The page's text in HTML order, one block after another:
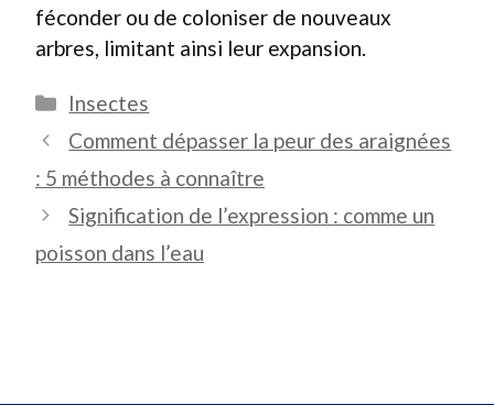
féconder ou de coloniser de nouveaux
arbres, limitant ainsi leur expansion.
Catégories
Insectes
Comment dépasser la peur des araignées
: 5 méthodes à connaître
Signification de l’expression : comme un
poisson dans l’eau